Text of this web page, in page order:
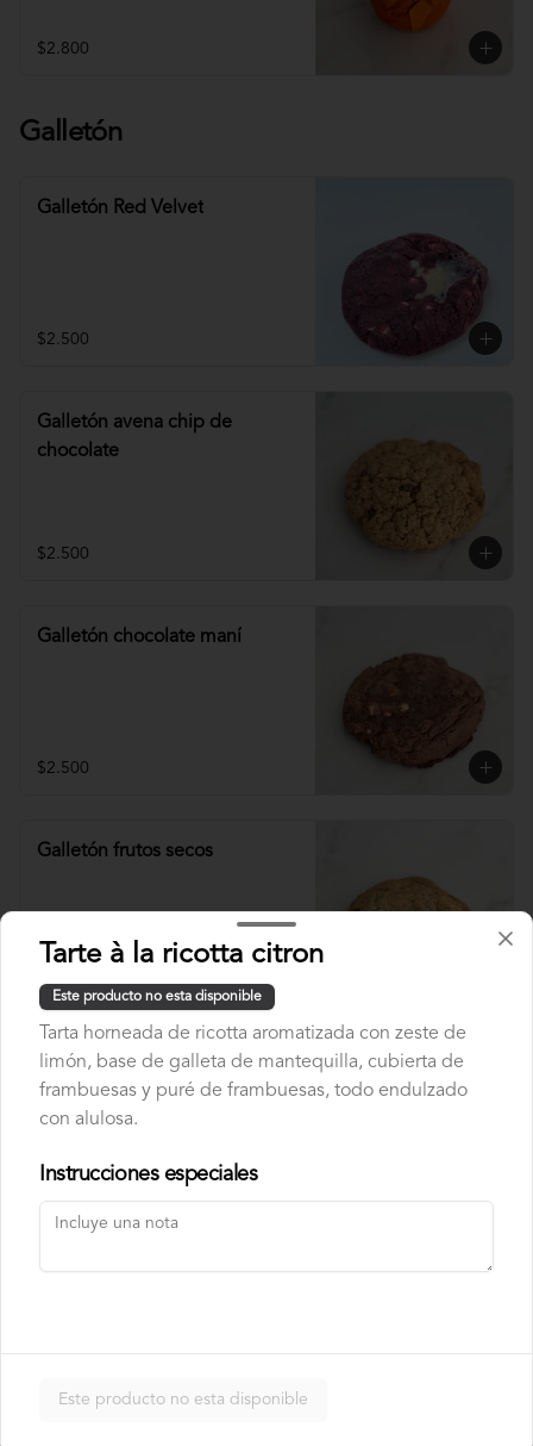
$2.800
Galletón
Galletón Red Velvet
$2.500
Galletón avena chip de
chocolate
$2.500
Galletón chocolate maní
$2.500
Galletón frutos secos
$2.500
Bebidas calientes
Ristretto
Tarte à la ricotta citron
Este producto no esta disponible
Tarta horneada de ricotta aromatizada con zeste de
limón, base de galleta de mantequilla, cubierta de
frambuesas y puré de frambuesas, todo endulzado
con alulosa.
Instrucciones especiales
Este producto no esta disponible